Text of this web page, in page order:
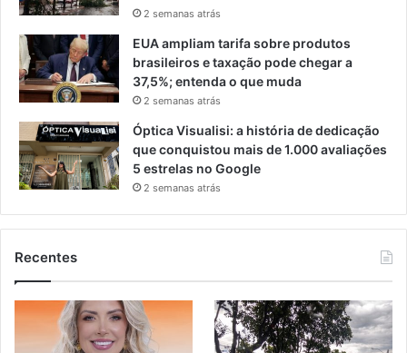
2 semanas atrás
EUA ampliam tarifa sobre produtos
brasileiros e taxação pode chegar a
37,5%; entenda o que muda
2 semanas atrás
Óptica Visualisi: a história de dedicação
que conquistou mais de 1.000 avaliações
5 estrelas no Google
2 semanas atrás
Recentes